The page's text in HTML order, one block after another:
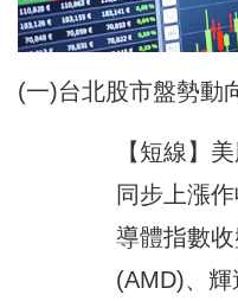
(一)台北股市盤勢動
【短線】
同步上漲
導體指數
(AMD)、